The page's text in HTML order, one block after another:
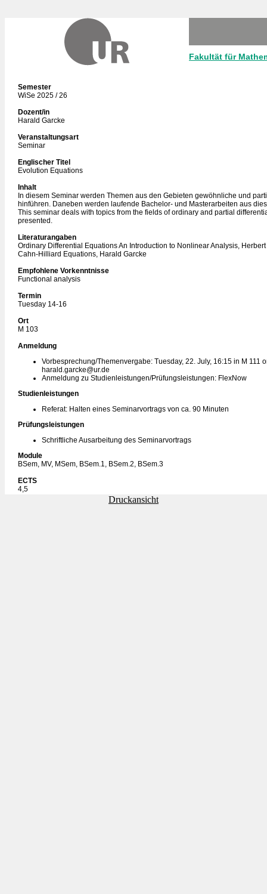
Fakultät für
Semester
WiSe 2025 / 26
Dozent/in
Harald Garcke
Veranstaltungsart
Seminar
Englischer Titel
Evolution Equations
Inhalt
In diesem Seminar werden Themen aus den Gebieten gewöhnliche und
hinführen. Daneben werden laufende Bachelor- und Masterarbeiten aus
This seminar deals with topics from the fields of ordinary and partial
presented.
Literaturangaben
Ordinary Differential Equations An Introduction to Nonlinear Analysis, Herbert
Cahn-Hilliard Equations, Harald Garcke
Empfohlene Vorkenntnisse
Functional analysis
Termin
Tuesday 14-16
Ort
M 103
Anmeldung
Vorbesprechung/Themenvergabe: Tuesday, 22. July, 16:15 in M 111
harald.garcke@ur.de
Anmeldung zu Studienleistungen/Prüfungsleistungen: FlexNow
Studienleistungen
Referat: Halten eines Seminarvortrags von ca. 90 Minuten
Prüfungsleistungen
Schriftliche Ausarbeitung des Seminarvortrags
Module
BSem, MV, MSem, BSem.1, BSem.2, BSem.3
ECTS
4,5
Druckansicht